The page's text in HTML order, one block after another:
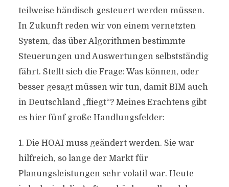
teilweise händisch gesteuert werden müssen.
In Zukunft reden wir von einem vernetzten
System, das über Algorithmen bestimmte
Steuerungen und Auswertungen selbstständig
fährt. Stellt sich die Frage: Was können, oder
besser gesagt müssen wir tun, damit BIM auch
in Deutschland „fliegt“? Meines Erachtens gibt
es hier fünf große Handlungsfelder:
1. Die HOAI muss geändert werden. Sie war
hilfreich, so lange der Markt für
Planungsleistungen sehr volatil war. Heute